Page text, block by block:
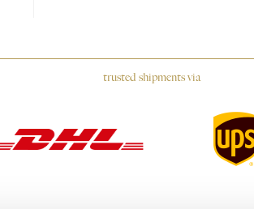
trusted shipments via